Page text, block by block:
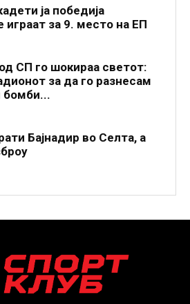
ја победија
играат за 9. место на ЕП
СП го шокираа светот:
за да го разнесам
бомби...
Бајнадир во Селта, а